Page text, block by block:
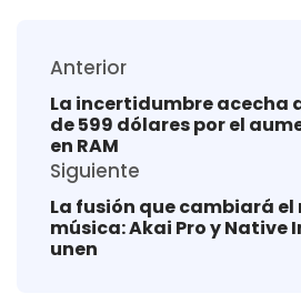
Anterior
La incertidumbre acecha
de 599 dólares por el
en RAM
Siguiente
La fusión que cambiará el
música: Akai Pro y Native
unen